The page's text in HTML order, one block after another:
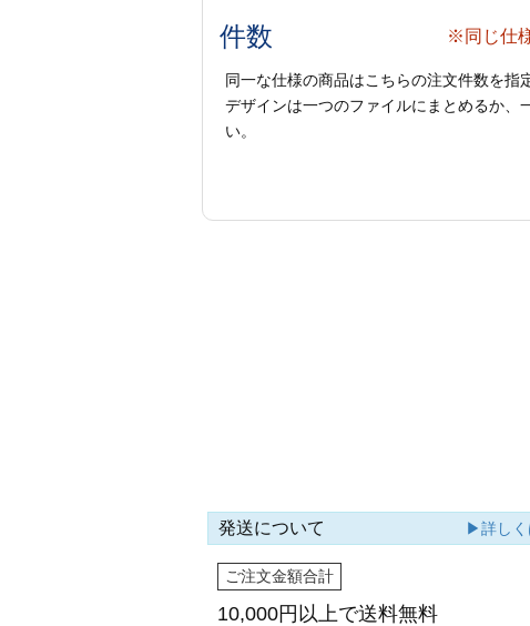
件数 ※同じ仕
同一な仕様の商品はこちらの注文件数を指
デザインは一つのファイルにまとめるか、
い。
発送について ▶詳しく
ご注文金額合計
10,000円以上で送料無料